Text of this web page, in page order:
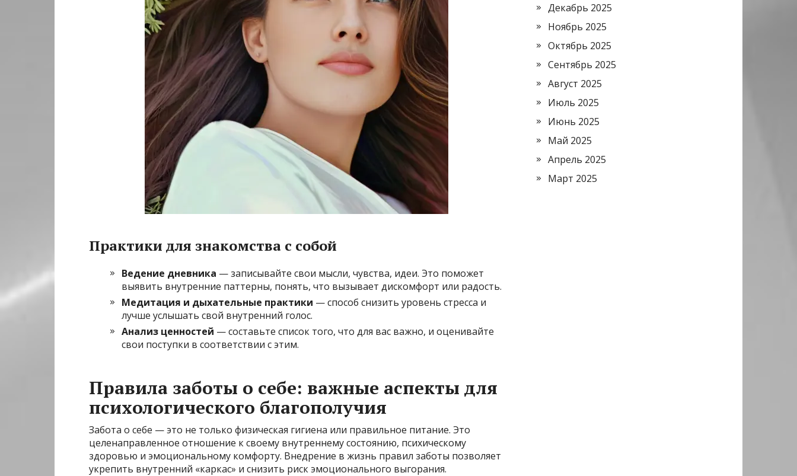
Практики для знакомства с собой
Ведение дневника — записывайте свои мысли, чувства, идеи. Это поможет
выявить внутренние паттерны, понять, что вызывает дискомфорт или радость.
Медитация и дыхательные практики — способ снизить уровень стресса и
лучше услышать свой внутренний голос.
Анализ ценностей — составьте список того, что для вас важно, и оценивайте
свои поступки в соответствии с этим.
Правила заботы о себе: важные аспекты для
психологического благополучия
Забота о себе — это не только физическая гигиена или правильное питание. Это
целенаправленное отношение к своему внутреннему состоянию, психическому
здоровью и эмоциональному комфорту. Внедрение в жизнь правил заботы позволяет
укрепить внутренний «каркас» и снизить риск эмоционального выгорания.
Декабрь 2025
Ноябрь 2025
Октябрь 2025
Сентябрь 2025
Август 2025
Июль 2025
Июнь 2025
Май 2025
Апрель 2025
Март 2025